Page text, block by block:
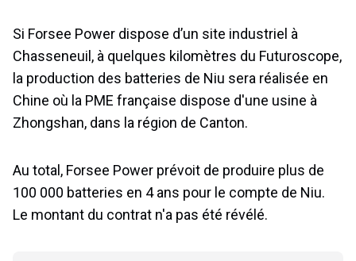
Si Forsee Power dispose d’un site industriel à
Chasseneuil, à quelques kilomètres du Futuroscope,
la production des batteries de Niu sera réalisée en
Chine où la PME française dispose d'une usine à
Zhongshan, dans la région de Canton.
Au total, Forsee Power prévoit de produire plus de
100 000 batteries en 4 ans pour le compte de Niu.
Le montant du contrat n'a pas été révélé.